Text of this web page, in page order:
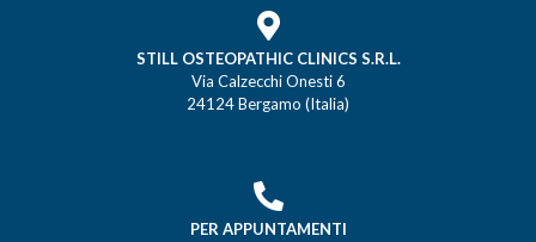
STILL OSTEOPATHIC CLINICS S.R.L.
Via Calzecchi Onesti 6
24124 Bergamo (Italia)
PER APPUNTAMENTI